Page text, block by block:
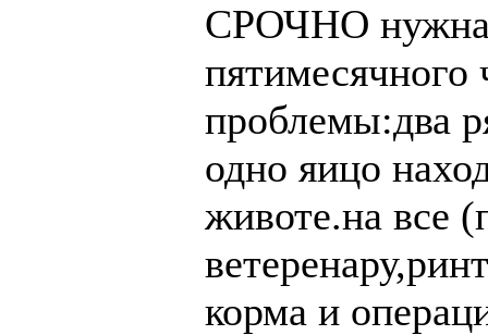
СРОЧНО нужна
проблемы:два
одно яицо
животе.на все
корма и